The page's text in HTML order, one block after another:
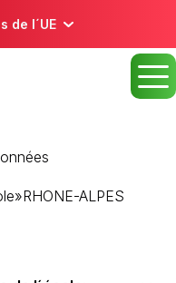
de l´UE
»RHONE-ALPES